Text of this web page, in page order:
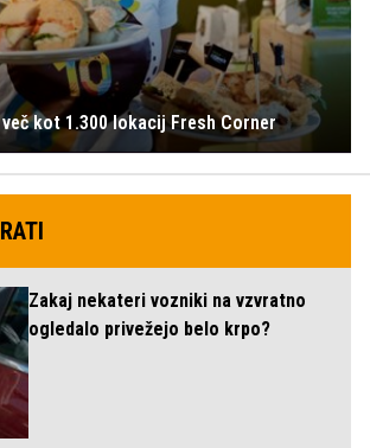
kot 1.300 lokacij Fresh Corner
Zakaj nekateri vozniki na vzvratno
ogledalo privežejo belo krpo?